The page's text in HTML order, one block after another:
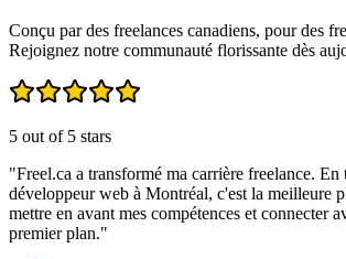
Conçu par des freelances canadiens, pour des
Rejoignez notre communauté florissante dès
5 out of 5 stars
"Freel.ca a transformé ma carrière freelance. En
développeur web à Montréal, c'est la meilleure
mettre en avant mes compétences et connecter
premier plan."